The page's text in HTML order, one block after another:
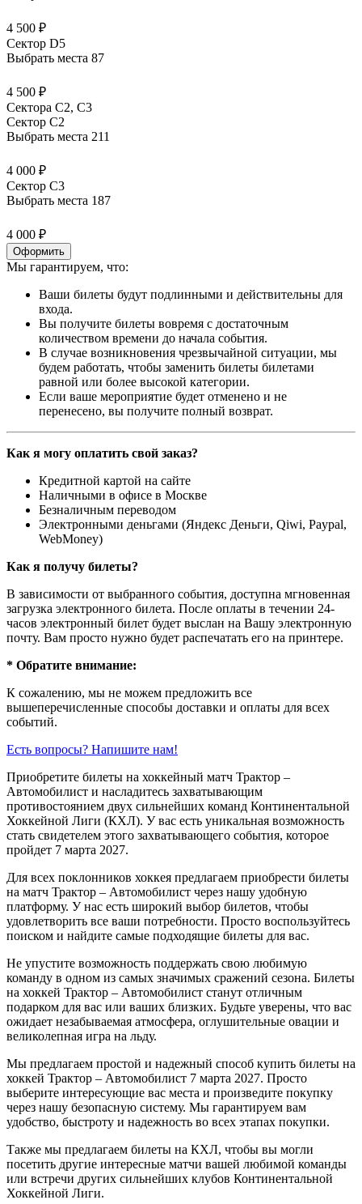
4 500 ₽
Сектор D5
Выбрать места 87
4 500 ₽
Сектора С2, С3
Сектор C2
Выбрать места 211
4 000 ₽
Сектор C3
Выбрать места 187
4 000 ₽
Оформить
Мы гарантируем, что:
Ваши билеты будут подлинными и действительны для
входа.
Вы получите билеты вовремя с достаточным
количеством времени до начала события.
В случае возникновения чрезвычайной ситуации, мы
будем работать, чтобы заменить билеты билетами
равной или более высокой категории.
Если ваше мероприятие будет отменено и не
перенесено, вы получите полный возврат.
Как я могу оплатить свой заказ?
Кредитной картой на сайте
Наличными в офисе в Москве
Безналичным переводом
Электронными деньгами (Яндекс Деньги, Qiwi, Paypal,
WebMoney)
Как я получу билеты?
В зависимости от выбранного события, доступна мгновенная
загрузка электронного билета. После оплаты в течении 24-
часов электронный билет будет выслан на Вашу электронную
почту. Вам просто нужно будет распечатать его на принтере.
* Обратите внимание:
К сожалению, мы не можем предложить все
вышеперечисленные способы доставки и оплаты для всех
событий.
Есть вопросы? Напишите нам!
Приобретите билеты на хоккейный матч Трактор –
Автомобилист и насладитесь захватывающим
противостоянием двух сильнейших команд Континентальной
Хоккейной Лиги (КХЛ). У вас есть уникальная возможность
стать свидетелем этого захватывающего события, которое
пройдет 7 марта 2027.
Для всех поклонников хоккея предлагаем приобрести билеты
на матч Трактор – Автомобилист через нашу удобную
платформу. У нас есть широкий выбор билетов, чтобы
удовлетворить все ваши потребности. Просто воспользуйтесь
поиском и найдите самые подходящие билеты для вас.
Не упустите возможность поддержать свою любимую
команду в одном из самых значимых сражений сезона. Билеты
на хоккей Трактор – Автомобилист станут отличным
подарком для вас или ваших близких. Будьте уверены, что вас
ожидает незабываемая атмосфера, оглушительные овации и
великолепная игра на льду.
Мы предлагаем простой и надежный способ купить билеты на
хоккей Трактор – Автомобилист 7 марта 2027. Просто
выберите интересующие вас места и произведите покупку
через нашу безопасную систему. Мы гарантируем вам
удобство, быстроту и надежность во всех этапах покупки.
Также мы предлагаем билеты на КХЛ, чтобы вы могли
посетить другие интересные матчи вашей любимой команды
или встречи других сильнейших клубов Континентальной
Хоккейной Лиги.